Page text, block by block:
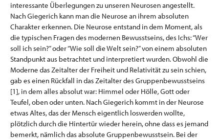
interessante Überlegungen zu unseren Neurosen angestellt.
Nach Giegerich kann man die Neurose an ihrem absoluten
Charakter erkennen. Die Neurose entstand in dem Moment, als
die typischen Fragen des modernen Bewusstseins, des Ichs: “Wer
soll ich sein?” oder “Wie soll die Welt sein?” von einem absoluten
Standpunkt aus betrachtet und interpretiert wurden. Obwohl die
Moderne das Zeitalter der Freiheit und Relativität zu sein schien,
gab es einen Rückfall in das Zeitalter des Gruppenbewusstseins
[1], in dem alles absolut war: Himmel oder Hölle, Gott oder
Teufel, oben oder unten. Nach Giegerich kommt in der Neurose
etwas Altes, das der Mensch eigentlich loswerden wollte,
plötzlich durch die Hintertür wieder herein, ohne dass es jemand
bemerkt, nämlich das absolute Gruppenbewusstsein. Bei der